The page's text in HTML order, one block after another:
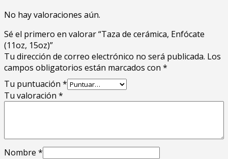
No hay valoraciones aún.
Sé el primero en valorar “Taza de cerámica, Enfócate
(11oz, 15oz)”
Tu dirección de correo electrónico no será publicada. Los
campos obligatorios están marcados con *
Tu puntuación *
Tu valoración *
Nombre *